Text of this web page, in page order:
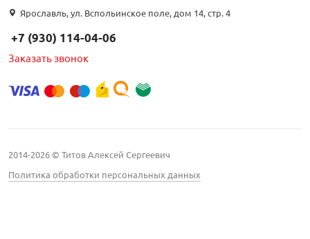
Ярославль, ул. Вспольинское поле, дом 14, стр. 4
+7 (930) 114-04-06
Заказать звонок
2014-2026 © Титов Алексей Сергеевич
Политика обработки персональных данных